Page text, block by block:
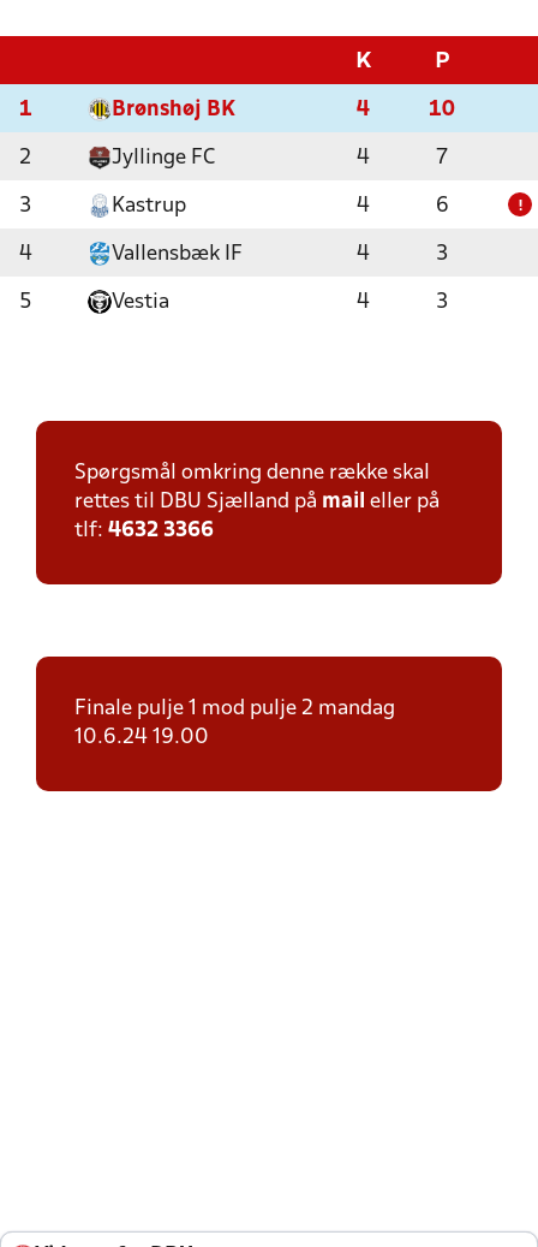
K P
1 Brønshøj BK 4 10
2 Jyllinge FC 4 7
3 Kastrup 4 6 !
4 Vallensbæk IF 4 3
5 Vestia 4 3
Spørgsmål omkring denne række skal
rettes til DBU Sjælland på mail eller på
tlf: 4632 3366
Finale pulje 1 mod pulje 2 mandag
10.6.24 19.00